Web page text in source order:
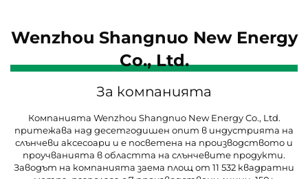
Wenzhou Shangnuo New Energy
Co., Ltd.
За компанията
Компанията Wenzhou Shangnuo New Energy Co., Ltd.
притежава над десетгодишен опит в индустрията на
слънчеви аксесоари и е посветена на производството и
проучванията в областта на слънчевите продукти.
Заводът на компанията заема площ от 11 532 квадратни